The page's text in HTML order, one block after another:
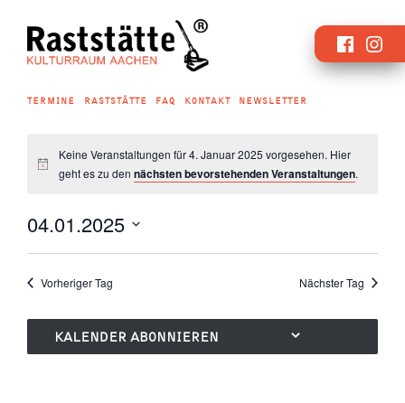
Inhalt
TERMINE RASTSTÄTTE FAQ KONTAKT NEWSLETTER
Keine Veranstaltungen für 4. Januar 2025 vorgesehen. Hier
geht es zu dennächsten bevorstehenden Veranstaltungen.
04.01.2025
Datum
wählen.
Vorheriger Tag Nächster Tag
KALENDER ABONNIEREN